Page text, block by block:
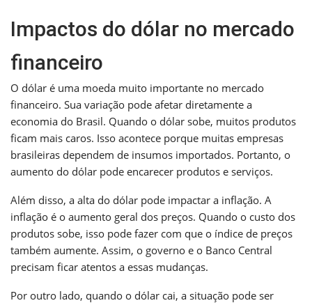
Impactos do dólar no mercado
financeiro
O dólar é uma moeda muito importante no mercado
financeiro. Sua variação pode afetar diretamente a
economia do Brasil. Quando o dólar sobe, muitos produtos
ficam mais caros. Isso acontece porque muitas empresas
brasileiras dependem de insumos importados. Portanto, o
aumento do dólar pode encarecer produtos e serviços.
Além disso, a alta do dólar pode impactar a inflação. A
inflação é o aumento geral dos preços. Quando o custo dos
produtos sobe, isso pode fazer com que o índice de preços
também aumente. Assim, o governo e o Banco Central
precisam ficar atentos a essas mudanças.
Por outro lado, quando o dólar cai, a situação pode ser